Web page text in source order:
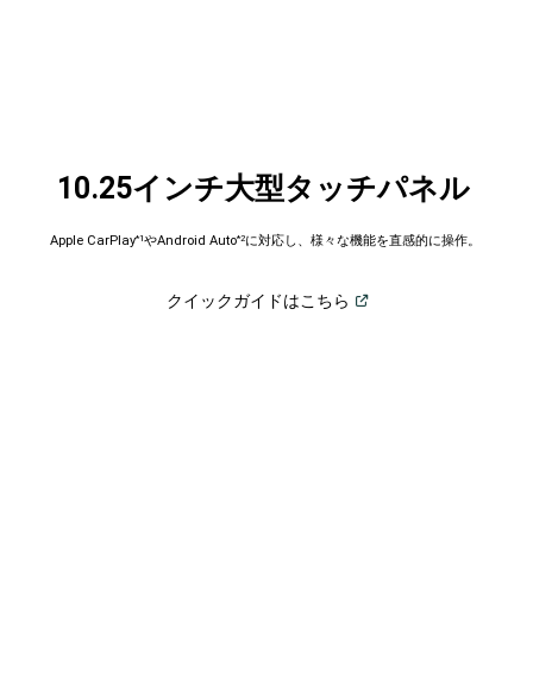
10.25インチ大型タッチパネル
Apple CarPlay*1やAndroid Auto*2に対応し、様々な機能を直感的に操作。
クイックガイドはこちら Open in a new window